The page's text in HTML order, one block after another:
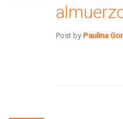
Post by Paulina